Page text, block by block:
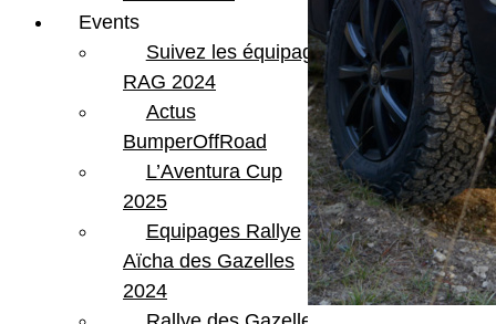
Events
Suivez les équipages
RAG 2024
Actus
BumperOffRoad
L’Aventura Cup
2025
Equipages Rallye
Aïcha des Gazelles
2024